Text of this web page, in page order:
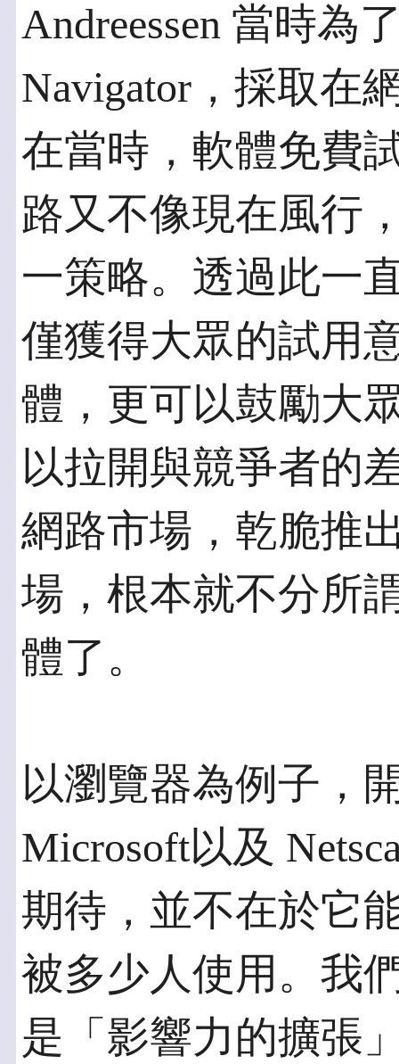
Andreessen 當時為
Navigator，採取在
在當時，軟體免費
路又不像現在風行
一策略。透過此一
僅獲得大眾的試用
體，更可以鼓勵大
以拉開與競爭者的
網路市場，乾脆推
場，根本就不分所
體了。
以瀏覽器為例子，
Microsoft以及
期待，並不在於它
被多少人使用。我
是「影響力的擴張